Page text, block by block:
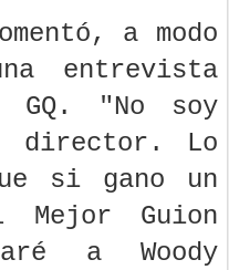
a modo
entrevista
"No soy
director. Lo
si gano un
Guion
a Woody